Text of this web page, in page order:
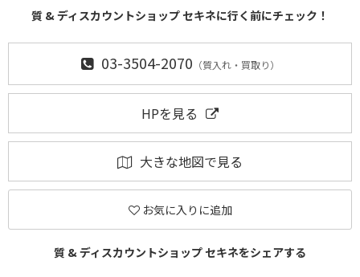
質 & ディスカウントショップ セキネに行く前にチェック！
03-3504-2070 （質入れ・買取り）
HPを見る
大きな地図で見る
お気に入りに追加
質 & ディスカウントショップ セキネをシェアする